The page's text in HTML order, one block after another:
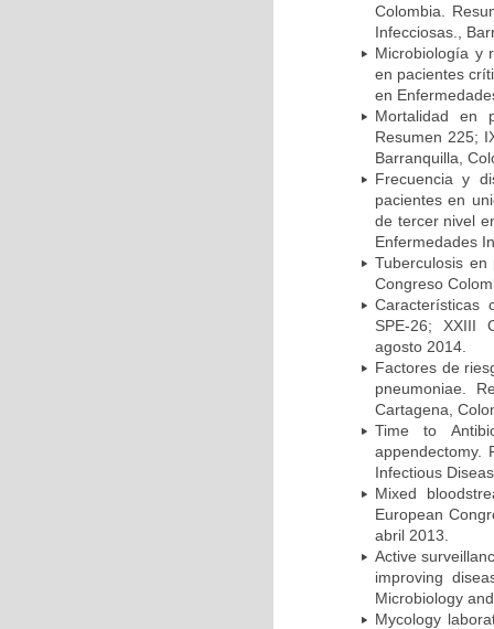
Colombia.
Infecciosas.,
Microbiología y
en pacientes
en
Mortalidad en
Resumen 225;
Barranquilla,
Frecuencia y
pacientes en
de tercer nivel
Enfermedades
Tuberculosis
Congreso
Características
SPE-26; XXIII
agosto 2014.
Factores de
pneumoniae.
Cartagena,
Time to
appendectomy.
Infectious
Mixed
European
abril 2013.
Active
improving
Microbiology
Mycology